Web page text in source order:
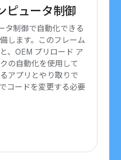
ピュータ制御
タ制御で自動化できる
します。このフレーム
、OEM プリロード ア
の自動化を使用して
アプリとやり取りで
コードを変更する必要